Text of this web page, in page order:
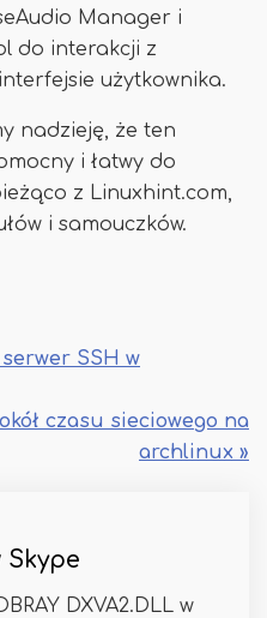
Manager i
do interakcji z
użytkownika.
nadzieję, że ten
i łatwy do
z Linuxhint.com,
i samouczków.
SSH w
czasu sieciowego na
archlinux »
Skype
DXVA2.DLL w